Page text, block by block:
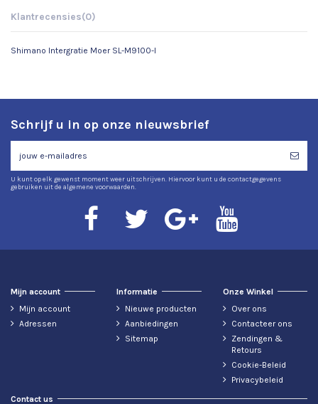
Klantrecensies(0)
Shimano Intergratie Moer SL-M9100-I
Schrijf u in op onze nieuwsbrief
U kunt op elk gewenst moment weer uitschrijven. Hiervoor kunt u de contactgegevens
gebruiken uit de algemene voorwaarden.
Mijn account
Mijn account
Adressen
Informatie
Nieuwe producten
Aanbiedingen
Sitemap
Onze Winkel
Over ons
Contacteer ons
Zendingen &
Retours
Cookie-Beleid
Privacybeleid
Contact us